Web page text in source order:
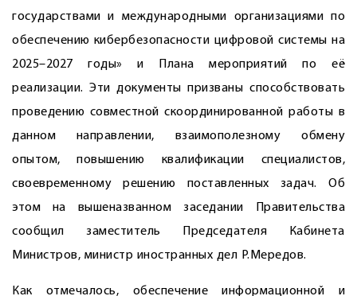
государствами и международными организациями по
обеспечению кибербезопасности цифровой системы на
2025–2027 годы» и Плана мероприятий по её
реализации. Эти документы призваны способствовать
проведению совместной скоординированной работы в
данном направлении, взаимополезному обмену
опытом, повышению квалификации специалистов,
своевременному решению поставленных задач. Об
этом на вышеназванном заседании Правительства
сообщил заместитель Председателя Кабинета
Министров, министр иностранных дел Р.Мередов.
Как отмечалось, обеспечение информационной и